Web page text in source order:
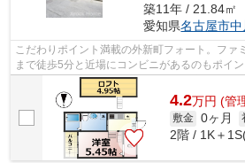
築11年 / 21.84㎡
愛知県名古屋市
こだわりポイント満載の外新町フォート。ファ
まで徒歩5分と近場にコンビニがあるのもポイ
近にある2つの駅は、用途や行き先に応...
4.2万円 (管
敷金 0ヶ月
2階 / 1K＋